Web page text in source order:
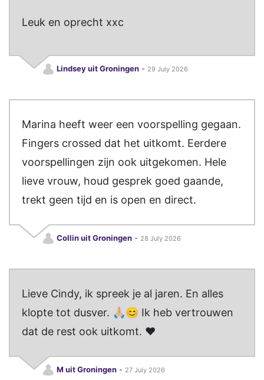
Leuk en oprecht xxc
Lindsey uit Groningen- 29 July 2026
Marina heeft weer een voorspelling gegaan.
Fingers crossed dat het uitkomt. Eerdere
voorspellingen zijn ook uitgekomen. Hele
lieve vrouw, houd gesprek goed gaande,
trekt geen tijd en is open en direct.
Collin uit Groningen- 28 July 2026
Lieve Cindy, ik spreek je al jaren. En alles
klopte tot dusver. 🙏🏼😊 Ik heb vertrouwen
dat de rest ook uitkomt. ❤️
M uit Groningen- 27 July 2026